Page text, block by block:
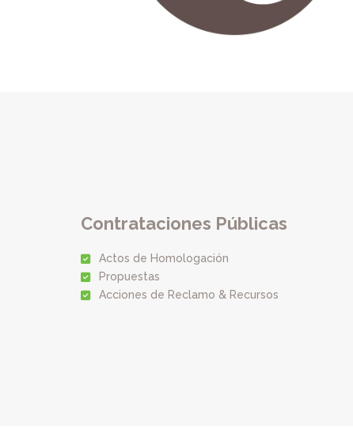
Contrataciones Públicas
Actos de Homologación
Propuestas
Acciones de Reclamo & Recursos